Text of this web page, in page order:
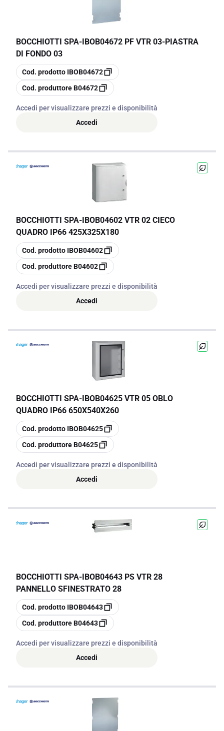
BOCCHIOTTI SPA-IBOB04672 PF VTR 03-PIASTRA
DI FONDO 03
copia
Cod. prodotto IBOB04672
copia
Cod. produttoreB04672
Accedi per visualizzare prezzi e disponibilità
Accedi
BOCCHIOTTI SPA-IBOB04602 VTR 02 CIECO
QUADRO IP66 425X325X180
copia
Cod. prodotto IBOB04602
copia
Cod. produttoreB04602
Accedi per visualizzare prezzi e disponibilità
Accedi
BOCCHIOTTI SPA-IBOB04625 VTR 05 OBLO
QUADRO IP66 650X540X260
copia
Cod. prodotto IBOB04625
copia
Cod. produttoreB04625
Accedi per visualizzare prezzi e disponibilità
Accedi
BOCCHIOTTI SPA-IBOB04643 PS VTR 28
PANNELLO SFINESTRATO 28
copia
Cod. prodotto IBOB04643
copia
Cod. produttoreB04643
Accedi per visualizzare prezzi e disponibilità
Accedi